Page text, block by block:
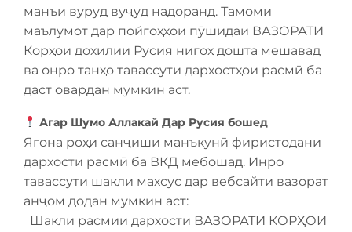
манъи вуруд вуҷуд надоранд. Тамоми
маълумот дар пойгоҳҳои пӯшидаи ВАЗОРАТИ
Корҳои дохилии Русия нигоҳ дошта мешавад
ва онро танҳо тавассути дархостҳои расмӣ ба
даст овардан мумкин аст.
Агар Шумо Аллакай Дар Русия бошед
Ягона роҳи санҷиши манъкунӣ фиристодани
дархости расмӣ ба ВКД мебошад. Инро
тавассути шакли махсус дар вебсайти вазорат
анҷом додан мумкин аст:
️ ️ Шакли расмии дархости ВАЗОРАТИ КОРҲОИ